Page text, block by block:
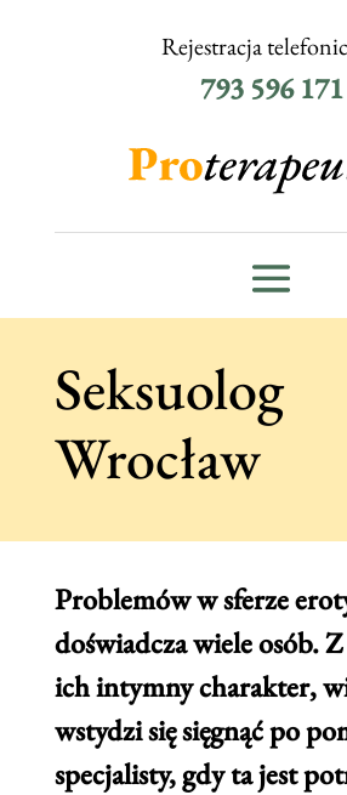
Rejestracja
793 596 171
Seksuolog
Wrocław
Problemów w sferze
doświadcza wiele osób.
ich intymny charakter,
wstydzi się sięgnąć po
specjalisty, gdy ta jest